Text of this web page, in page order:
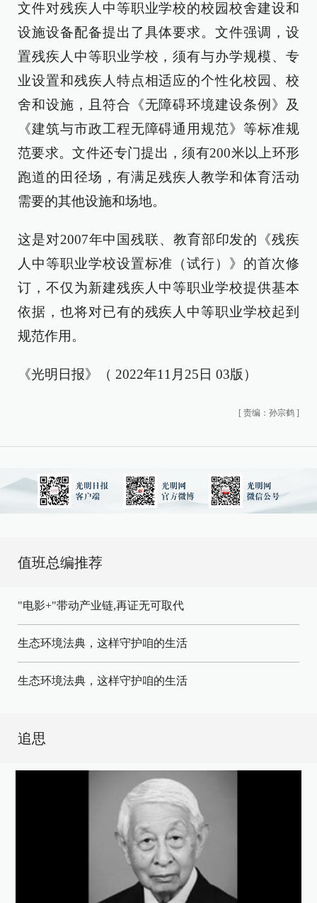
文件对残疾人中等职业学校的校园校舍建设和
设施设备配备提出了具体要求。文件强调，设
置残疾人中等职业学校，须有与办学规模、专
业设置和残疾人特点相适应的个性化校园、校
舍和设施，且符合《无障碍环境建设条例》及
《建筑与市政工程无障碍通用规范》等标准规
范要求。文件还专门提出，须有200米以上环形
跑道的田径场，有满足残疾人教学和体育活动
需要的其他设施和场地。
这是对2007年中国残联、教育部印发的《残疾
人中等职业学校设置标准（试行）》的首次修
订，不仅为新建残疾人中等职业学校提供基本
依据，也将对已有的残疾人中等职业学校起到
规范作用。
《光明日报》（ 2022年11月25日 03版）
[ 责编：孙宗鹤 ]
值班总编推荐
"电影+"带动产业链,再证无可取代
生态环境法典，这样守护咱的生活
生态环境法典，这样守护咱的生活
追思